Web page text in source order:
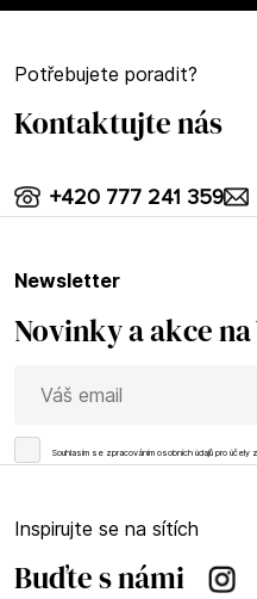
Potřebujete poradit?
Kontaktujte nás
+420 777 241 359
newsletter
Novinky a akce
Souhlasím se zpracováním osobních údajů pro účely
Inspirujte se na sítích
Buďte s námi